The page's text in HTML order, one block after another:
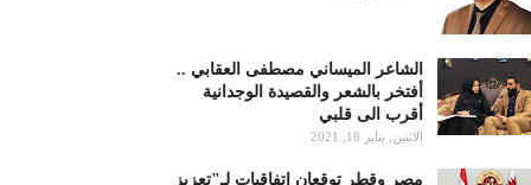
الشاعر الميساني مصطفى العقابي ..
أفتخر بالشعر والقصيدة الوجدانية
أقرب الى قلبي
الاثنين, يناير 18, 2021
مصر وقطر توقعان اتفاقيات لـ"تعزيز